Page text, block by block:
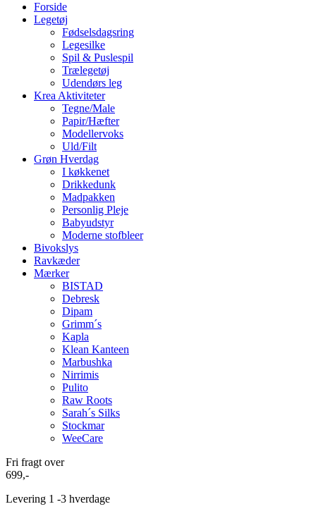
Forside
Legetøj
Fødselsdagsring
Legesilke
Spil & Puslespil
Trælegetøj
Udendørs leg
Krea Aktiviteter
Tegne/Male
Papir/Hæfter
Modellervoks
Uld/Filt
Grøn Hverdag
I køkkenet
Drikkedunk
Madpakken
Personlig Pleje
Babyudstyr
Moderne stofbleer
Bivokslys
Ravkæder
Mærker
BISTAD
Debresk
Dipam
Grimm´s
Kapla
Klean Kanteen
Marbushka
Nirrimis
Pulito
Raw Roots
Sarah´s Silks
Stockmar
WeeCare
Fri fragt over
699,-
Levering 1 -3 hverdage